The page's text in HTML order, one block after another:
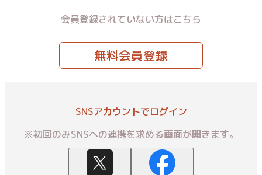
会員登録されていない方はこちら
無料会員登録
SNSアカウントでログイン
※初回のみSNSへの連携を求める画面が開きます。